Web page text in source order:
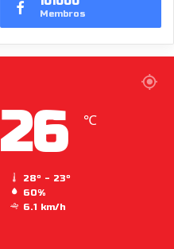
Membros
26 ℃
28º - 23º
60%
6.1 km/h